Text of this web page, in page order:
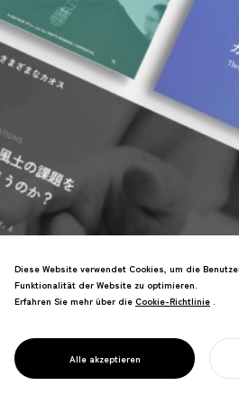
CTI JAPAN &
WAKE UP
Diese Website verwendet Cookies, um die
Funktionalität der Website zu optimieren.
Erfahren Sie mehr über die Cookie-Richtlinie
Cookie-Richtlinie .
Alle akzeptieren